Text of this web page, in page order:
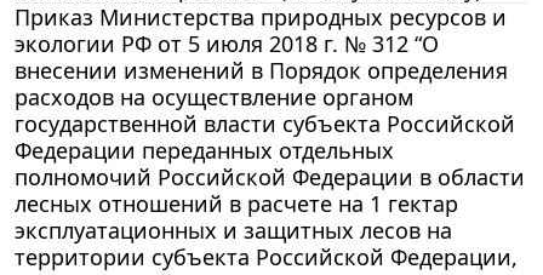
Приказ Министерства природных ресурсов и
экологии РФ от 5 июля 2018 г. № 312 “О
внесении изменений в Порядок определения
расходов на осуществление органом
государственной власти субъекта Российской
Федерации переданных отдельных
полномочий Российской Федерации в области
лесных отношений в расчете на 1 гектар
эксплуатационных и защитных лесов на
территории субъекта Российской Федерации,